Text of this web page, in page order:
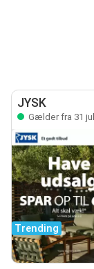
JYSK
Gælder fra 31
Trending